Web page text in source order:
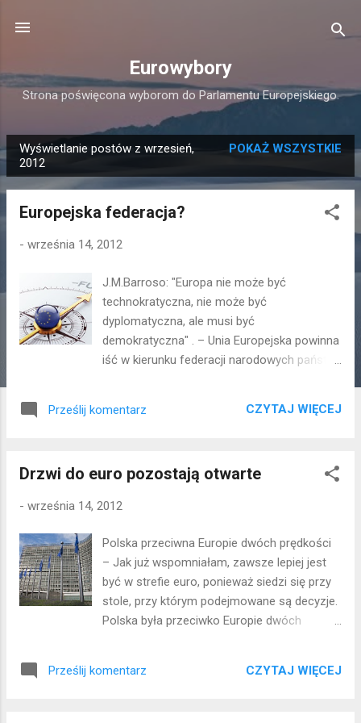
Eurowybory
Strona poświęcona wyborom do Parlamentu Europejskiego.
o
Wyświetlanie postów z wrzesień,
2012
POKAŻ WSZYSTKIE
Europejska federacja?
- września 14, 2012
J.M.Barroso: "Europa nie może być
technokratyczna, nie może być
dyplomatyczna, ale musi być
demokratyczna" . – Unia Europejska powinna
iść w kierunku federacji narodowych państw,
nacjonalistom i populistom – wyjaśnił
swej narodowości, ale też dumni z tego, że
federacji będzie jednak, jak podkreślał
traktatu. Barroso zapowiedział, że Komisja
przygotuje niedługo raport w tej sprawie.
Najważniejsza ma być jednak „wielka
europejska debata”. SPACEROWNIK
KULTURALNY: Grodno - od Pogoni do, no
historii Poznań - miasto, z którego
Prześlij komentarz CZYTAJ WIĘCEJ
Drzwi do euro pozostają otwarte
- września 14, 2012
Polska przeciwna Europie dwóch prędkości
– Jak już wspomniałam, zawsze lepiej jest
być w strefie euro, ponieważ siedzi się przy
stole, przy którym podejmowane są decyzje.
Polska była przeciwko Europie dwóch
bliskiej współpracy, która na pewnym etapie
Prześlij komentarz CZYTAJ WIĘCEJ